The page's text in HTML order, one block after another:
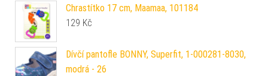
Chrastítko 17 cm, Maamaa, 101184
129 Kč
Dívčí pantofle BONNY, Superfit, 1-000281-8030,
modrá - 26